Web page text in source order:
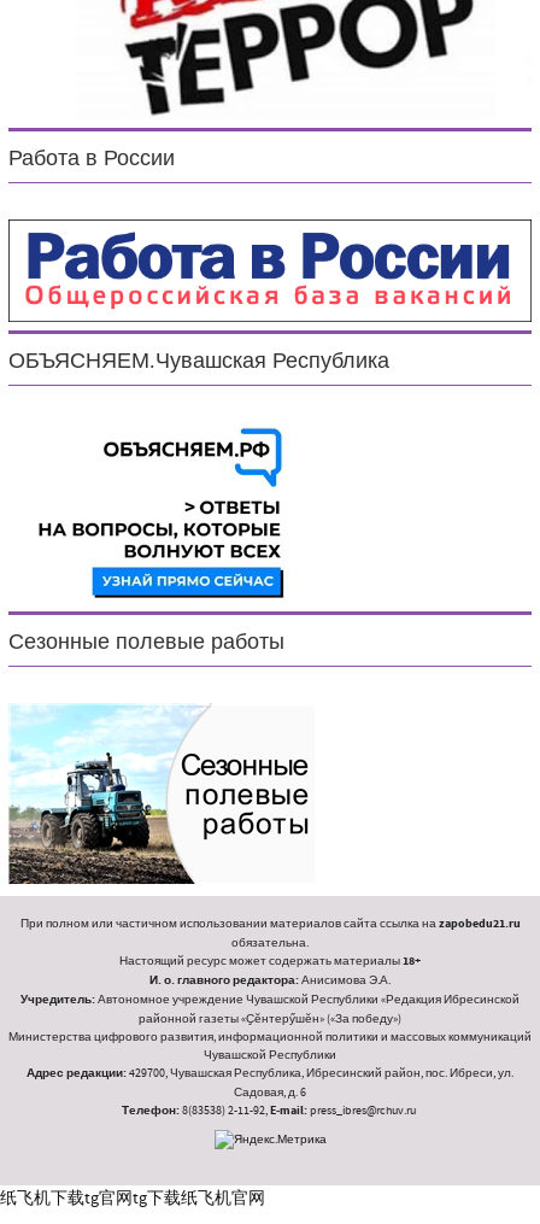
Работа в России
ОБЪЯСНЯЕМ.Чувашская Республика
Сезонные полевые работы
При полном или частичном использовании материалов сайта ссылка наzapobedu21.ru
обязательна.
Настоящий ресурс может содержать материалы18+
И. о. главного редактора:Анисимова Э.А.
Учредитель:Автономное учреждение Чувашской Республики «Редакция Ибресинской
районной газеты «Ҫӗнтерӳшӗн» («За победу»)
Министерства цифрового развития, информационной политики и массовых коммуникаций
Чувашской Республики
Адрес редакции:429700, Чувашская Республика, Ибресинский район, пос. Ибреси, ул.
Садовая, д. 6
Телефон:8(83538) 2-11-92,E-mail:press_ibres@rchuv.ru
纸飞机下载tg官网tg下载纸飞机官网